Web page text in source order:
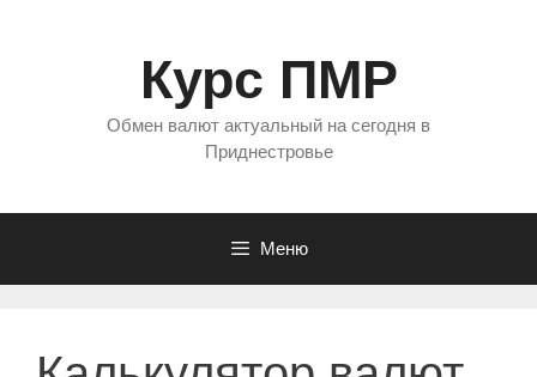
Курс ПМР
Обмен валют актуальный на сегодня в
Приднестровье
Меню